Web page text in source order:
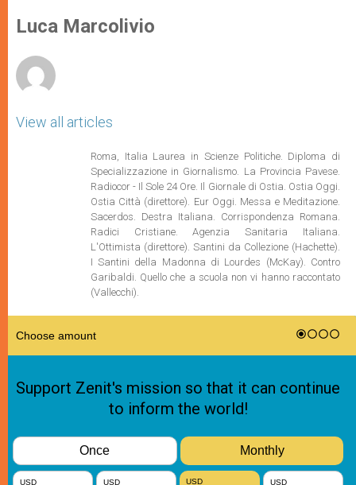
p
p
g
e
o
k
r
Luca Marcolivio
View all articles
Roma, Italia Laurea in Scienze Politiche. Diploma di
Specializzazione in Giornalismo. La Provincia Pavese.
Radiocor - Il Sole 24 Ore. Il Giornale di Ostia. Ostia Oggi.
Ostia Città (direttore). Eur Oggi. Messa e Meditazione.
Sacerdos. Destra Italiana. Corrispondenza Romana.
Radici Cristiane. Agenzia Sanitaria Italiana.
L'Ottimista (direttore). Santini da Collezione (Hachette).
I Santini della Madonna di Lourdes (McKay). Contro
Garibaldi. Quello che a scuola non vi hanno raccontato
(Vallecchi).